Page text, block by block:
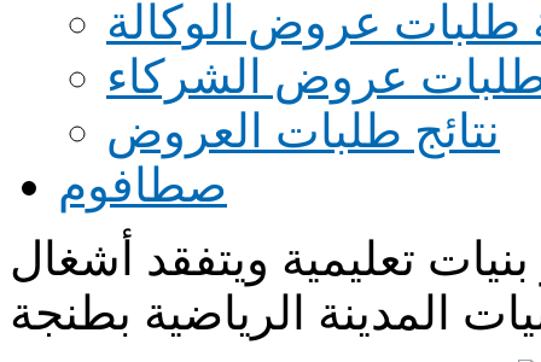
طلبات عروض الوكالة
طلبات عروض الشركاء
نتائج طلبات العروض
صطافوم
تعليمية ويتفقد أشغال
المدينة الرياضية بطنجة